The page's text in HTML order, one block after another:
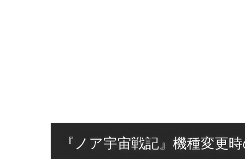
『ノア宇宙戦記』機種変更